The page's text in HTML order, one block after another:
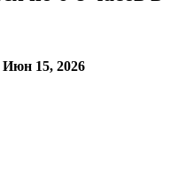
Июн 15, 2026